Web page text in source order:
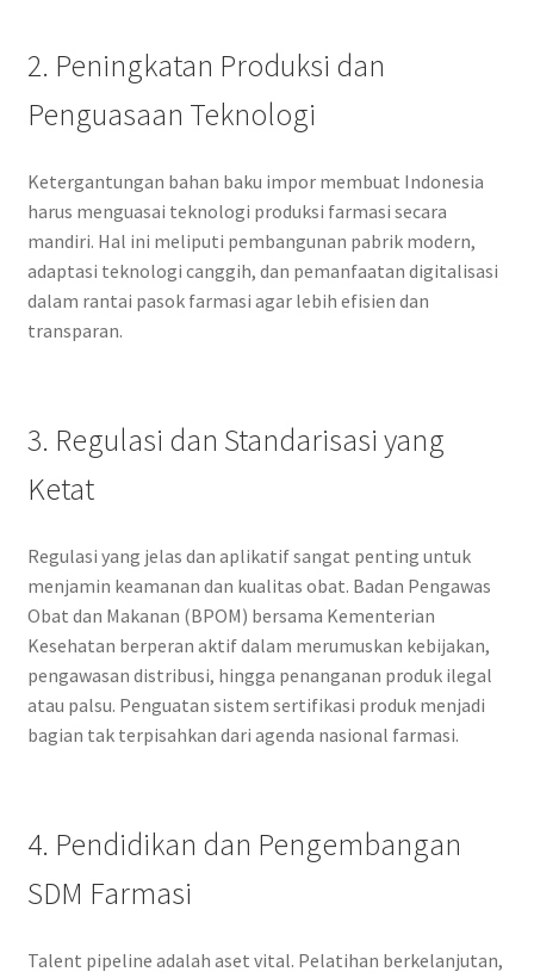
2. Peningkatan Produksi dan
Penguasaan Teknologi
Ketergantungan bahan baku impor membuat Indonesia
harus menguasai teknologi produksi farmasi secara
mandiri. Hal ini meliputi pembangunan pabrik modern,
adaptasi teknologi canggih, dan pemanfaatan digitalisasi
dalam rantai pasok farmasi agar lebih efisien dan
transparan.
3. Regulasi dan Standarisasi yang
Ketat
Regulasi yang jelas dan aplikatif sangat penting untuk
menjamin keamanan dan kualitas obat. Badan Pengawas
Obat dan Makanan (BPOM) bersama Kementerian
Kesehatan berperan aktif dalam merumuskan kebijakan,
pengawasan distribusi, hingga penanganan produk ilegal
atau palsu. Penguatan sistem sertifikasi produk menjadi
bagian tak terpisahkan dari agenda nasional farmasi.
4. Pendidikan dan Pengembangan
SDM Farmasi
Talent pipeline adalah aset vital. Pelatihan berkelanjutan,